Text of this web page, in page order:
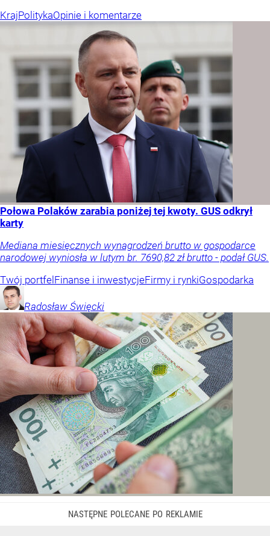
KrajPolitykaOpinie i komentarze
Połowa Polaków zarabia poniżej tej kwoty. GUS odkrył
karty
Mediana miesięcznych wynagrodzeń brutto w gospodarce
narodowej wyniosła w lutym br. 7690,82 zł brutto - podał GUS.
Twój portfel Finanse i inwestycjeFirmy i rynkiGospodarka
Radosław Święcki